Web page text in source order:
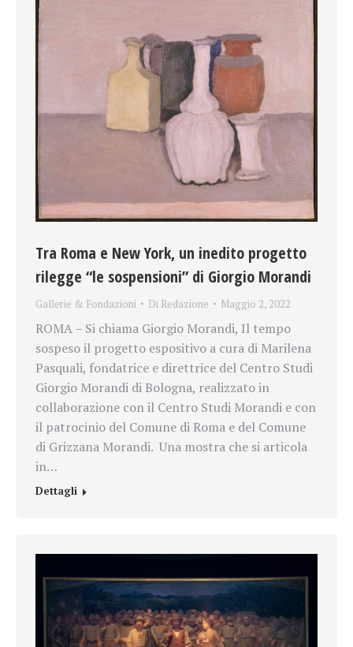
Tra Roma e New York, un inedito progetto
rilegge “le sospensioni” di Giorgio Morandi
Gallerie & Fondazioni Di Redazione Maggio 2, 2022
ROMA – Si chiama Giorgio Morandi, Il tempo
sospeso il progetto espositivo a cura di Marilena
Pasquali, fondatrice e direttrice del Centro Studi
Giorgio Morandi di Bologna, realizzato in
collaborazione con il Centro Studi Morandi e con
il patrocinio del Comune di Roma e del Comune
di Grizzana Morandi. Una mostra che si articola
in…
Dettagli